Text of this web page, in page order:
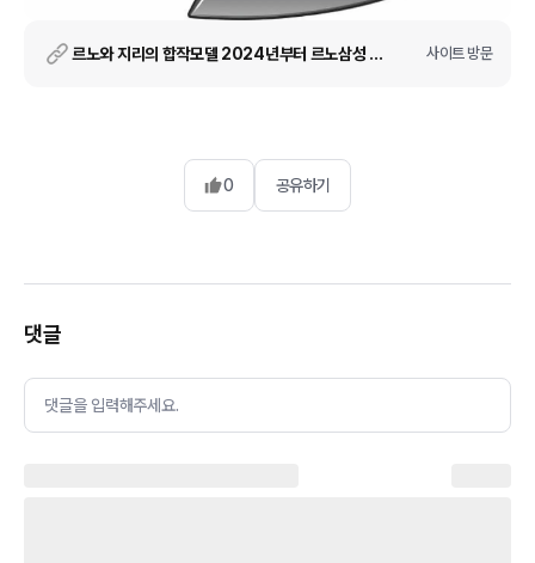
르노와 지리의 합작모델 2024년부터 르노삼성 부산공장에서 생산 사이트 방문
0 공유하기
댓글
댓글을 입력해주세요.